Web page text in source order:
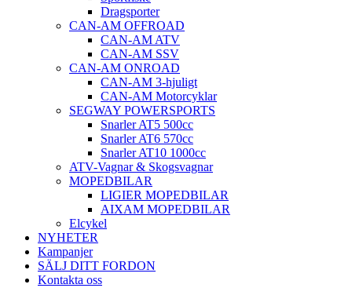
Dragsporter
CAN-AM OFFROAD
CAN-AM ATV
CAN-AM SSV
CAN-AM ONROAD
CAN-AM 3-hjuligt
CAN-AM Motorcyklar
SEGWAY POWERSPORTS
Snarler AT5 500cc
Snarler AT6 570cc
Snarler AT10 1000cc
ATV-Vagnar & Skogsvagnar
MOPEDBILAR
LIGIER MOPEDBILAR
AIXAM MOPEDBILAR
Elcykel
NYHETER
Kampanjer
SÄLJ DITT FORDON
Kontakta oss